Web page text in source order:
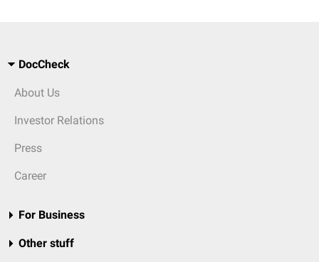
DocCheck
About Us
Investor Relations
Press
Career
For Business
Other stuff